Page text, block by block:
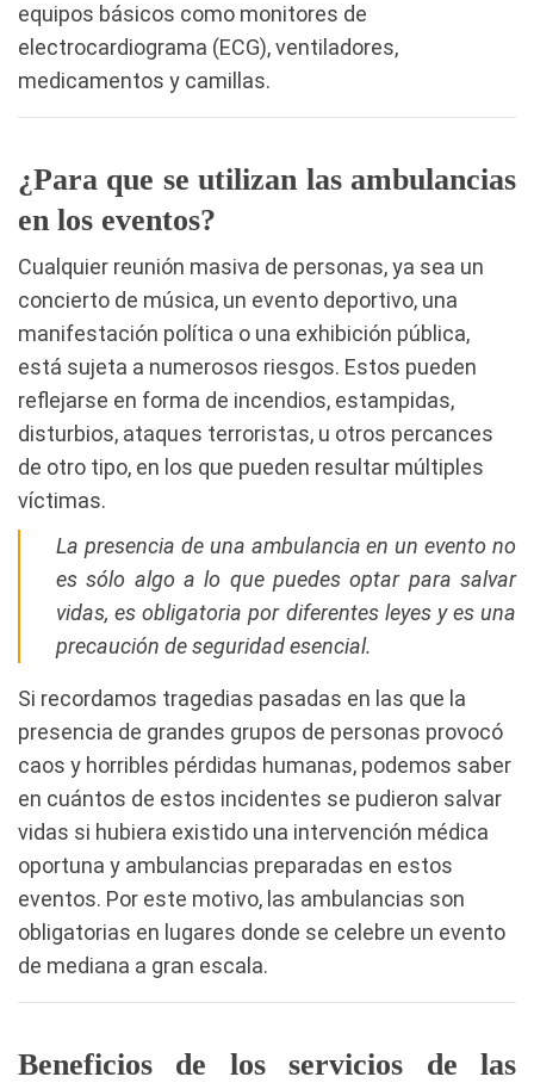
equipos básicos como monitores de
electrocardiograma (ECG), ventiladores,
medicamentos y camillas.
¿Para que se utilizan las ambulancias
en los eventos?
Cualquier reunión masiva de personas, ya sea un
concierto de música, un evento deportivo, una
manifestación política o una exhibición pública,
está sujeta a numerosos riesgos. Estos pueden
reflejarse en forma de incendios, estampidas,
disturbios, ataques terroristas, u otros percances
de otro tipo, en los que pueden resultar múltiples
víctimas.
La presencia de una ambulancia en un evento no
es sólo algo a lo que puedes optar para salvar
vidas, es obligatoria por diferentes leyes y es una
precaución de seguridad esencial.
Si recordamos tragedias pasadas en las que la
presencia de grandes grupos de personas provocó
caos y horribles pérdidas humanas, podemos saber
en cuántos de estos incidentes se pudieron salvar
vidas si hubiera existido una intervención médica
oportuna y ambulancias preparadas en estos
eventos. Por este motivo, las ambulancias son
obligatorias en lugares donde se celebre un evento
de mediana a gran escala.
Beneficios de los servicios de las